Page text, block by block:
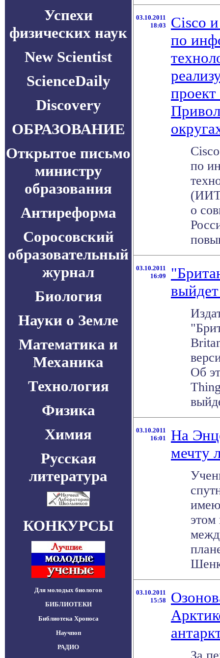
Успехи
физических наук
New Scientist
ScienceDaily
Discovery
ОБРАЗОВАНИЕ
Открытое письмо
министру
образования
Антиреформа
Соросовский
образовательный
журнал
Биология
Науки о Земле
Математика и
Механика
Технология
Физика
Химия
Русская
литература
КОНКУРСЫ
Для молодых биологов
БИБЛИОТЕКИ
Библиотека Хроноса
Научпоп
РАДИО
03.10.2011
18:03
Cisco
по
по
о
03.10.2011
16:09
Об
03.10.2011
16:01
На
мечту
этом
03.10.2011
15:58